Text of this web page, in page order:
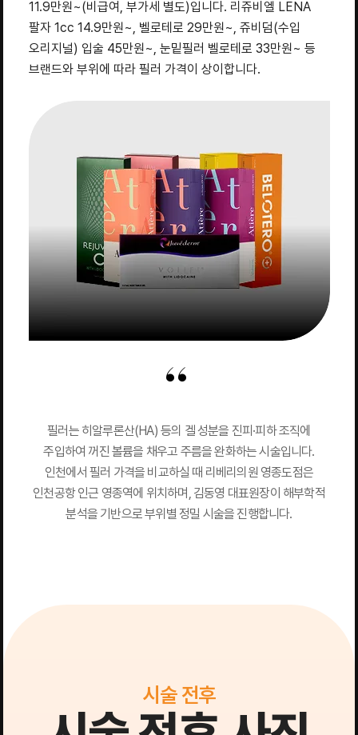
11.9만원~(비급여, 부가세 별도)입니다. 리쥬비엘 LENA
팔자 1cc 14.9만원~, 벨로테로 29만원~, 쥬비덤(수입
오리지널) 입술 45만원~, 눈밑필러 벨로테로 33만원~ 등
브랜드와 부위에 따라 필러 가격이 상이합니다.
필러는 히알루론산(HA) 등의 겔 성분을 진피·피하 조직에
주입하여 꺼진 볼륨을 채우고 주름을 완화하는 시술입니다.
인천에서 필러 가격을 비교하실 때 리베리의원 영종도점은
인천공항 인근 영종역에 위치하며, 김동영 대표원장이 해부학적
분석을 기반으로 부위별 정밀 시술을 진행합니다.
시술 전후